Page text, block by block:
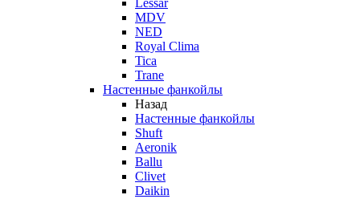
Lessar
MDV
NED
Royal Clima
Tica
Trane
Настенные фанкойлы
Назад
Настенные фанкойлы
Shuft
Aeronik
Ballu
Clivet
Daikin